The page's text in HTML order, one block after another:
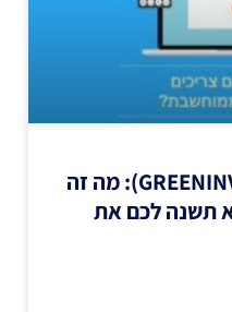
חשבונית ירוקה (GREENINVOICE): מה זה
תשנה לכם את